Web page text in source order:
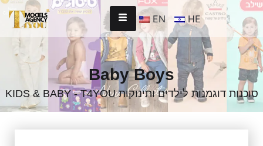
EN HE
Baby Boys
KIDS & BABY - T4YOU סוכנות דוגמנות לילדים ותינוקות